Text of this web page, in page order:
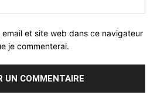
email et site web dans ce navigateur
je commenterai.